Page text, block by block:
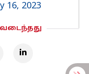
16, 2023